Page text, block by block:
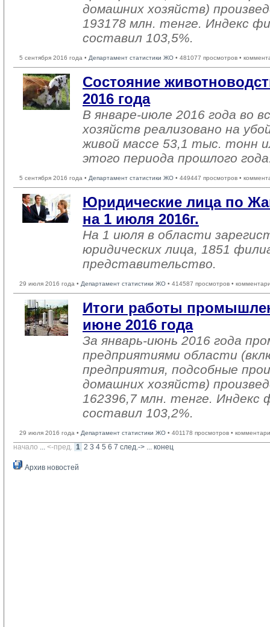
домашних хозяйств)
193178 млн. тенге. Индекс
составил 103,5%.
5 сентября 2016 года • Департамент статистики ЖО • 481077 просмотров •
Состояние
2016 года
В январе-июле 2016 года во
хозяйств реализовано на
живой массе 53,1 тыс. тонн
этого периода прошлого
5 сентября 2016 года • Департамент статистики ЖО • 449447 просмотров •
Юридические лица по
на 1 июля 2016г.
На 1 июля в области
юридических лица, 1851
представительство.
29 июля 2016 года • Департамент статистики ЖО • 414587 просмотров •
Итоги работы
июне 2016 года
За январь-июнь 2016 года
предприятиями области
предприятия, подсобные
домашних хозяйств)
162396,7 млн. тенге. Индекс
составил 103,2%.
29 июля 2016 года • Департамент статистики ЖО • 401178 просмотров •
начало ... <-пред. 1 2 3 4 5 6 7 след.-> ... конец
Архив новостей